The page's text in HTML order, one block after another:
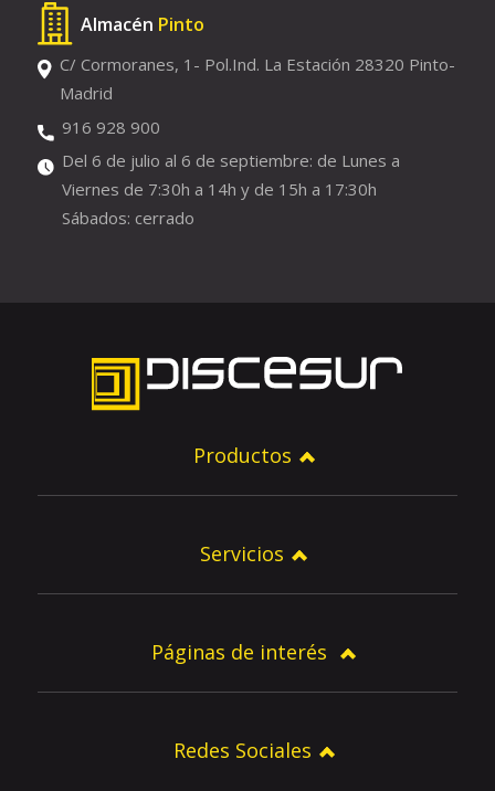
Almacén Pinto
C/ Cormoranes, 1- Pol.Ind. La Estación 28320 Pinto-
Madrid
916 928 900
Del 6 de julio al 6 de septiembre: de Lunes a
Viernes de 7:30h a 14h y de 15h a 17:30h
Sábados: cerrado
Productos
Servicios
Páginas de interés
Redes Sociales